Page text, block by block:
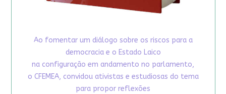
Ao fomentar um diálogo sobre os riscos para a
democracia e o Estado Laico
na configuração em andamento no parlamento,
o CFEMEA, convidou ativistas e estudiosas do tema
para propor reflexões